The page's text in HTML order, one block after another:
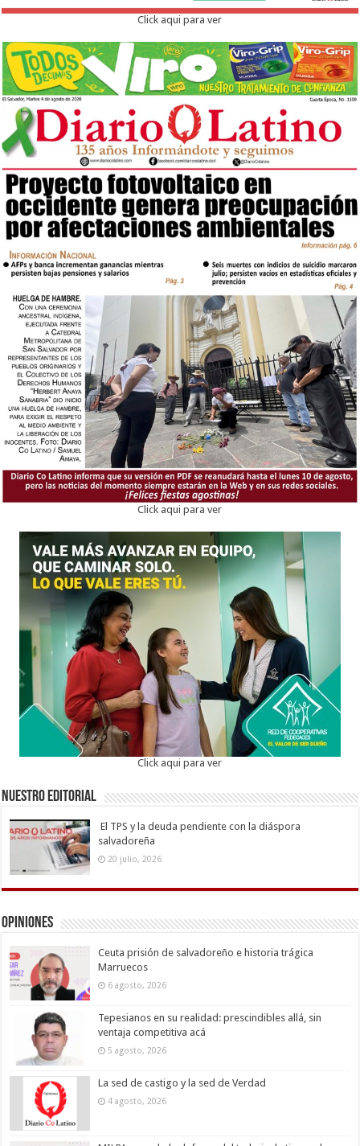
Click aqui para ver
Click aqui para ver
Click aqui para ver
Nuestro Editorial
El TPS y la deuda pendiente con la diáspora
salvadoreña
20 julio, 2026
Opiniones
Ceuta prisión de salvadoreño e historia trágica
Marruecos
6 agosto, 2026
Tepesianos en su realidad: prescindibles allá, sin
ventaja competitiva acá
5 agosto, 2026
La sed de castigo y la sed de Verdad
4 agosto, 2026